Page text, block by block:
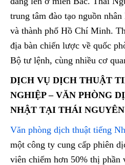
trung tâm đào tạo nguồn
và thành phố Hồ Chí Minh.
địa bàn chiến lược về quốc
Bộ tư lệnh, cùng nhiều cơ
DỊCH VỤ DỊCH THUẬT
NGHIỆP – VĂN PHÒNG
NHẬT TẠI THÁI NGUYÊN
Văn phòng dịch thuật tiếng
một công ty cung cấp phiên
viên chiếm hơn 50% thị phần